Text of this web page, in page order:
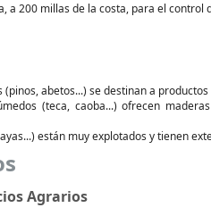
a 200 millas de la costa, para el control
abetos...) se destinan a
(teca, caoba...) ofrecen
están muy explotados y tienen
Agrarios